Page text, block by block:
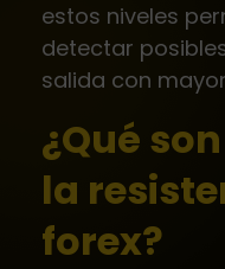
estos niveles
detectar
salida con
¿Qué
la
forex?